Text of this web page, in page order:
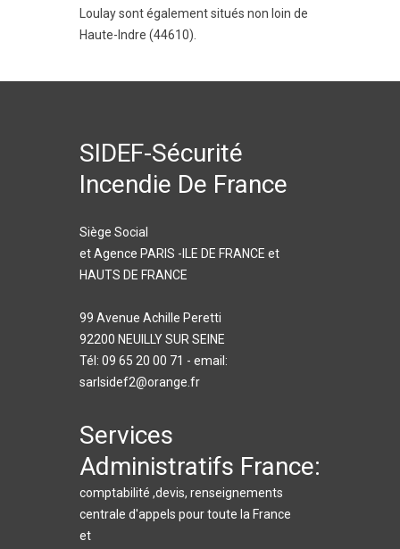
Loulaysont également situés non loin de
Haute-Indre (44610).
SIDEF-Sécurité
Incendie De France
Siège Social
et Agence PARIS -ILE DE FRANCE et
HAUTS DE FRANCE
99 Avenue Achille Peretti
92200 NEUILLY SUR SEINE
Tél: 09 65 20 00 71 - email:
sarlsidef2@orange.fr
Services
Administratifs France:
comptabilité ,devis, renseignements
centrale d'appels pour toute la France
et